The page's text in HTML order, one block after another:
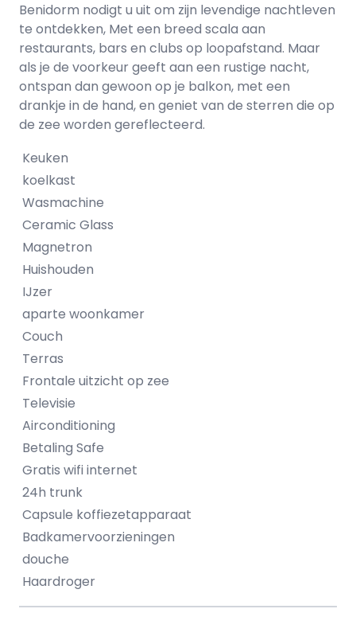
Benidorm nodigt u uit om zijn levendige nachtleven
te ontdekken, Met een breed scala aan
restaurants, bars en clubs op loopafstand. Maar
als je de voorkeur geeft aan een rustige nacht,
ontspan dan gewoon op je balkon, met een
drankje in de hand, en geniet van de sterren die op
de zee worden gereflecteerd.
Keuken
koelkast
Wasmachine
Ceramic Glass
Magnetron
Huishouden
IJzer
aparte woonkamer
Couch
Terras
Frontale uitzicht op zee
Televisie
Airconditioning
Betaling Safe
Gratis wifi internet
24h trunk
Capsule koffiezetapparaat
Badkamervoorzieningen
douche
Haardroger